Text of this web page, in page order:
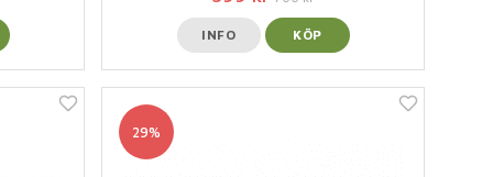
INFO KÖP
29%